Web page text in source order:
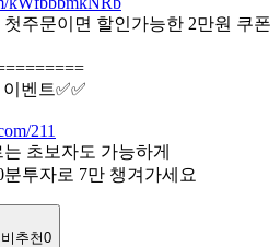
주문이면 할인가능한 2만원 쿠폰
벤트✅✅
211
초보자도 가능하게
투자로 7만 챙겨가세요
비추천0